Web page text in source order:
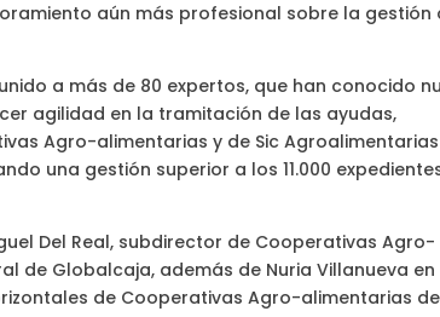
aún más profesional sobre la gestión
a más de 80 expertos, que han conocido
agilidad en la tramitación de las ayudas,
Agro-alimentarias y de Sic
una gestión superior a los 11.000
Del Real, subdirector de Cooperativas Agro-
de Globalcaja, además de Nuria Villanueva en
de Cooperativas Agro-alimentarias de